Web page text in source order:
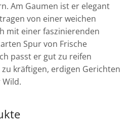
Am Gaumen ist er elegant
von einer weichen
mit einer faszinierenden
Spur von Frische
passt er gut zu reifen
kräftigen, erdigen Gerichten